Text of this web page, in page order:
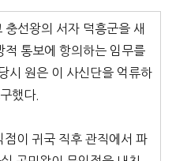
선왕의 서자 덕흥군을 새
적 통보에 항의하는 임무를
시 원은 이 사신단을 억류하
했다.
이 귀국 직후 관직에서 파